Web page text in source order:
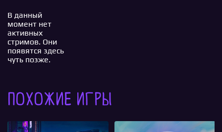
В данный
момент нет
активных
стримов. Они
появятся здесь
чуть позже.
Похожие игры